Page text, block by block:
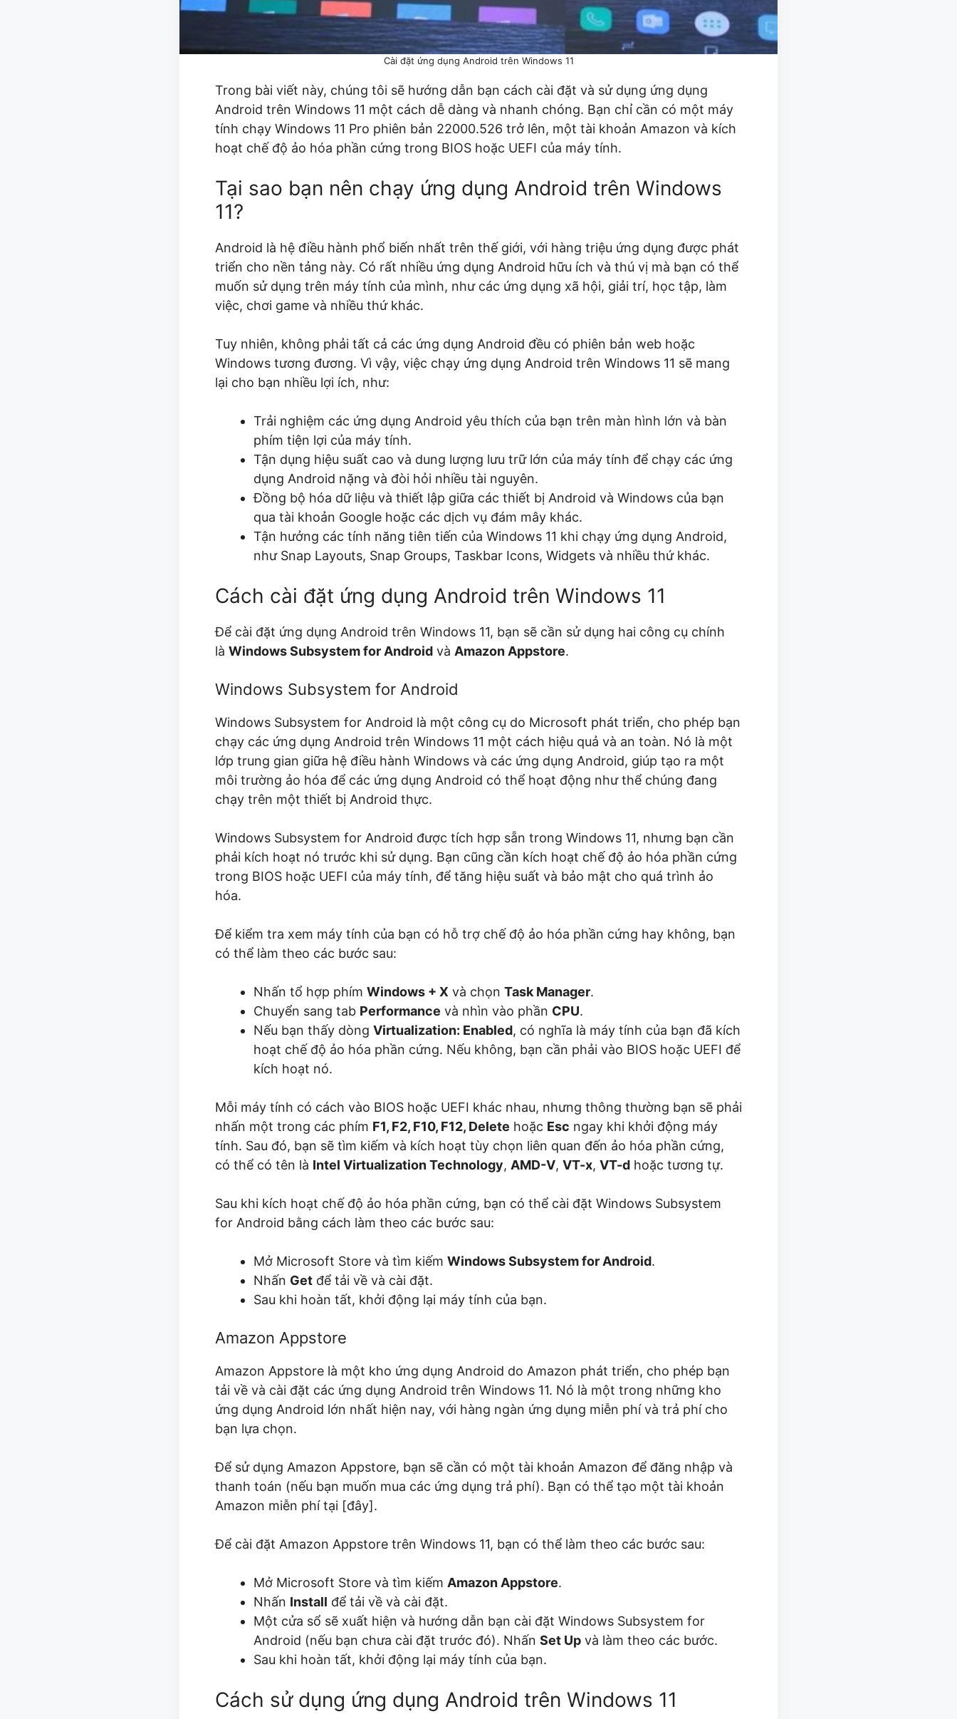
Cài đặt ứng dụng Android trên Windows 11
Trong bài viết này, chúng tôi sẽ hướng dẫn bạn cách cài đặt và sử dụng ứng dụng
Android trên Windows 11 một cách dễ dàng và nhanh chóng. Bạn chỉ cần có một máy
tính chạy Windows 11 Pro phiên bản 22000.526 trở lên, một tài khoản Amazon và kích
hoạt chế độ ảo hóa phần cứng trong BIOS hoặc UEFI của máy tính.
Tại sao bạn nên chạy ứng dụng Android trên Windows
11?
Android là hệ điều hành phổ biến nhất trên thế giới, với hàng triệu ứng dụng được phát
triển cho nền tảng này. Có rất nhiều ứng dụng Android hữu ích và thú vị mà bạn có thể
muốn sử dụng trên máy tính của mình, như các ứng dụng xã hội, giải trí, học tập, làm
việc, chơi game và nhiều thứ khác.
Tuy nhiên, không phải tất cả các ứng dụng Android đều có phiên bản web hoặc
Windows tương đương. Vì vậy, việc chạy ứng dụng Android trên Windows 11 sẽ mang
lại cho bạn nhiều lợi ích, như:
Trải nghiệm các ứng dụng Android yêu thích của bạn trên màn hình lớn và bàn
phím tiện lợi của máy tính.
Tận dụng hiệu suất cao và dung lượng lưu trữ lớn của máy tính để chạy các ứng
dụng Android nặng và đòi hỏi nhiều tài nguyên.
Đồng bộ hóa dữ liệu và thiết lập giữa các thiết bị Android và Windows của bạn
qua tài khoản Google hoặc các dịch vụ đám mây khác.
Tận hưởng các tính năng tiên tiến của Windows 11 khi chạy ứng dụng Android,
như Snap Layouts, Snap Groups, Taskbar Icons, Widgets và nhiều thứ khác.
Cách cài đặt ứng dụng Android trên Windows 11
Để cài đặt ứng dụng Android trên Windows 11, bạn sẽ cần sử dụng hai công cụ chính
là Windows Subsystem for Android và Amazon Appstore.
Windows Subsystem for Android
Windows Subsystem for Android là một công cụ do Microsoft phát triển, cho phép bạn
chạy các ứng dụng Android trên Windows 11 một cách hiệu quả và an toàn. Nó là một
lớp trung gian giữa hệ điều hành Windows và các ứng dụng Android, giúp tạo ra một
môi trường ảo hóa để các ứng dụng Android có thể hoạt động như thể chúng đang
chạy trên một thiết bị Android thực.
Windows Subsystem for Android được tích hợp sẵn trong Windows 11, nhưng bạn cần
phải kích hoạt nó trước khi sử dụng. Bạn cũng cần kích hoạt chế độ ảo hóa phần cứng
trong BIOS hoặc UEFI của máy tính, để tăng hiệu suất và bảo mật cho quá trình ảo
hóa.
Để kiểm tra xem máy tính của bạn có hỗ trợ chế độ ảo hóa phần cứng hay không, bạn
có thể làm theo các bước sau:
Nhấn tổ hợp phím Windows + X và chọn Task Manager.
Chuyển sang tab Performance và nhìn vào phần CPU.
Nếu bạn thấy dòng Virtualization: Enabled, có nghĩa là máy tính của bạn đã kích
hoạt chế độ ảo hóa phần cứng. Nếu không, bạn cần phải vào BIOS hoặc UEFI để
kích hoạt nó.
Mỗi máy tính có cách vào BIOS hoặc UEFI khác nhau, nhưng thông thường bạn sẽ phải
nhấn một trong các phím F1, F2, F10, F12, Delete hoặc Esc ngay khi khởi động máy
tính. Sau đó, bạn sẽ tìm kiếm và kích hoạt tùy chọn liên quan đến ảo hóa phần cứng,
có thể có tên là Intel Virtualization Technology, AMD-V, VT-x, VT-d hoặc tương tự.
Sau khi kích hoạt chế độ ảo hóa phần cứng, bạn có thể cài đặt Windows Subsystem
for Android bằng cách làm theo các bước sau:
Mở Microsoft Store và tìm kiếm Windows Subsystem for Android.
Nhấn Get để tải về và cài đặt.
Sau khi hoàn tất, khởi động lại máy tính của bạn.
Amazon Appstore
Amazon Appstore là một kho ứng dụng Android do Amazon phát triển, cho phép bạn
tải về và cài đặt các ứng dụng Android trên Windows 11. Nó là một trong những kho
ứng dụng Android lớn nhất hiện nay, với hàng ngàn ứng dụng miễn phí và trả phí cho
bạn lựa chọn.
Để sử dụng Amazon Appstore, bạn sẽ cần có một tài khoản Amazon để đăng nhập và
thanh toán (nếu bạn muốn mua các ứng dụng trả phí). Bạn có thể tạo một tài khoản
Amazon miễn phí tại [đây].
Để cài đặt Amazon Appstore trên Windows 11, bạn có thể làm theo các bước sau:
Mở Microsoft Store và tìm kiếm Amazon Appstore.
Nhấn Install để tải về và cài đặt.
Một cửa sổ sẽ xuất hiện và hướng dẫn bạn cài đặt Windows Subsystem for
Android (nếu bạn chưa cài đặt trước đó). Nhấn Set Up và làm theo các bước.
Sau khi hoàn tất, khởi động lại máy tính của bạn.
Cách sử dụng ứng dụng Android trên Windows 11